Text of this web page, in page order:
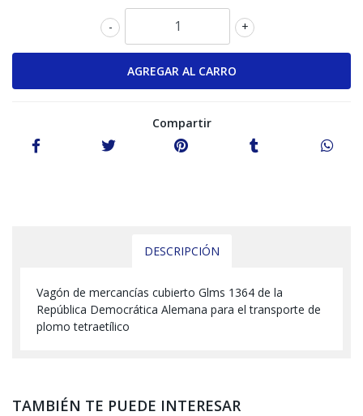
+
-
Compartir
DESCRIPCIÓN
Vagón de mercancías cubierto Glms 1364 de la
República Democrática Alemana para el transporte de
plomo tetraetílico
TAMBIÉN TE PUEDE INTERESAR